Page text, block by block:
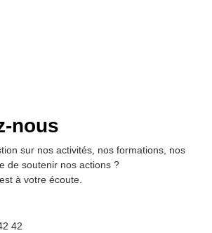
nous
sur nos activités, nos formations, nos
de soutenir nos actions ?
à votre écoute.
42